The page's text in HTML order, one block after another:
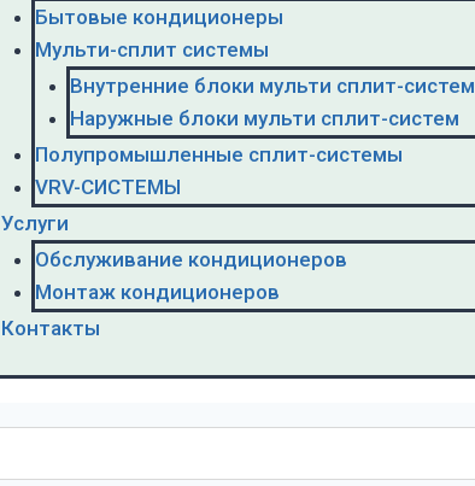
Бытовые кондиционеры
Мульти-сплит системы
Внутренние блоки мульти сплит-систем
Наружные блоки мульти сплит-систем
Полупромышленные сплит-системы
VRV-CИСТЕМЫ
Услуги
Обслуживание кондиционеров
Монтаж кондиционеров
Контакты